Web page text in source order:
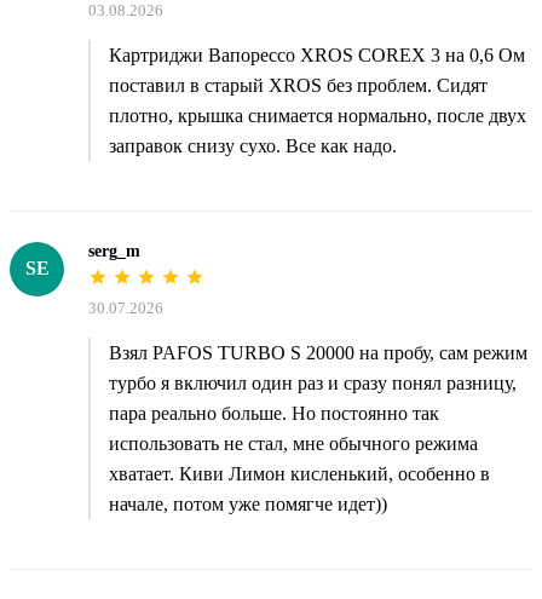
03.08.2026
Картриджи Вапорессо XROS COREX 3 на 0,6 Ом
поставил в старый XROS без проблем. Сидят
плотно, крышка снимается нормально, после двух
заправок снизу сухо. Все как надо.
SE
serg_m
30.07.2026
Взял PAFOS TURBO S 20000 на пробу, сам режим
турбо я включил один раз и сразу понял разницу,
пара реально больше. Но постоянно так
использовать не стал, мне обычного режима
хватает. Киви Лимон кисленький, особенно в
начале, потом уже помягче идет))